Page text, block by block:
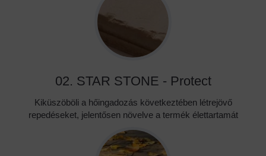
02. STAR STONE - Protect
Kiküszöböli a hőingadozás következtében létrejövő
repedéseket, jelentősen növelve a termék élettartamát